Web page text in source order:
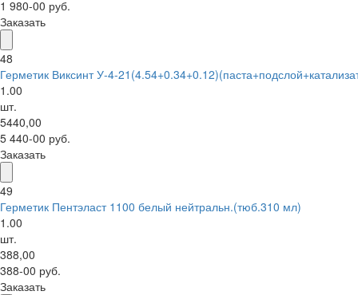
1 980-00 руб.
Заказать
48
Герметик Виксинт У-4-
1.00
шт.
5440,00
5 440-00 руб.
Заказать
49
Герметик Пентэласт 1100 белый нейтральн.(тюб.310 мл)
1.00
шт.
388,00
388-00 руб.
Заказать